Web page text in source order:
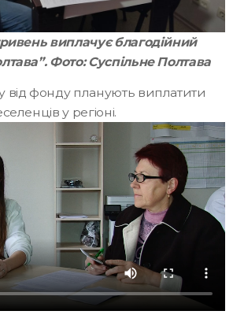
виплачує благодійний
Фото: Суспільне Полтава
від фонду планують виплатити
у регіоні.